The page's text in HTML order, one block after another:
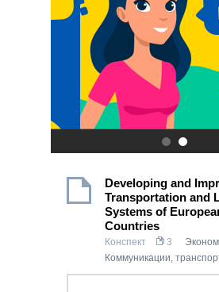
.
Developing and
Transportation and
Systems of
Countries
Конспект 3
Коммуникации,